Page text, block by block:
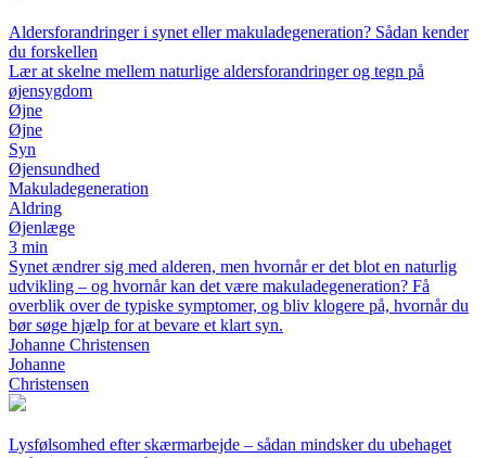
Aldersforandringer i synet eller makuladegeneration? Sådan kender
du forskellen
Lær at skelne mellem naturlige aldersforandringer og tegn på
øjensygdom
Øjne
Øjne
Syn
Øjensundhed
Makuladegeneration
Aldring
Øjenlæge
3 min
Synet ændrer sig med alderen, men hvornår er det blot en naturlig
udvikling – og hvornår kan det være makuladegeneration? Få
overblik over de typiske symptomer, og bliv klogere på, hvornår du
bør søge hjælp for at bevare et klart syn.
Johanne Christensen
Johanne
Christensen
Lysfølsomhed efter skærmarbejde – sådan mindsker du ubehaget